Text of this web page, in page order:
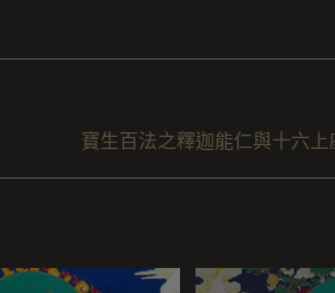
寶生百法之釋迦能仁與十六